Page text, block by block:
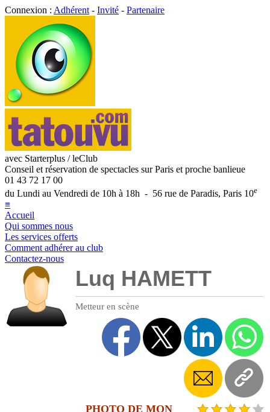
Connexion : Adhérent - Invité - Partenaire
avec Starterplus / leClub
Conseil et réservation de spectacles sur Paris et proche banlieue
01 43 72 17 00
du Lundi au Vendredi de 10h à 18h - 56 rue de Paradis, Paris 10e
≡
Accueil
Qui sommes nous
Les services offerts
Comment adhérer au club
Contactez-nous
Luq HAMETT
Metteur en scène
PHOTO DE MON